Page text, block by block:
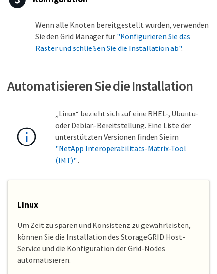
Wenn alle Knoten bereitgestellt wurden, verwenden
Sie den Grid Manager für "Konfigurieren Sie das
Raster und schließen Sie die Installation ab".
Automatisieren Sie die Installation
„Linux“ bezieht sich auf eine RHEL-, Ubuntu-
oder Debian-Bereitstellung. Eine Liste der
unterstützten Versionen finden Sie im
"NetApp Interoperabilitäts-Matrix-Tool
(IMT)" .
Linux
Um Zeit zu sparen und Konsistenz zu gewährleisten,
können Sie die Installation des StorageGRID Host-
Service und die Konfiguration der Grid-Nodes
automatisieren.